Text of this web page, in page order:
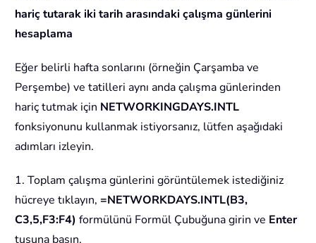
hariç tutarak iki tarih arasındaki çalışma günlerini
hesaplama
Eğer belirli hafta sonlarını (örneğin Çarşamba ve
Perşembe) ve tatilleri aynı anda çalışma günlerinden
hariç tutmak için NETWORKINGDAYS.INTL
fonksiyonunu kullanmak istiyorsanız, lütfen aşağıdaki
adımları izleyin.
1. Toplam çalışma günlerini görüntülemek istediğiniz
hücreye tıklayın, =NETWORKDAYS.INTL(B3,
C3,5,F3:F4) formülünü Formül Çubuğuna girin ve Enter
tuşuna basın.